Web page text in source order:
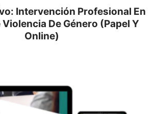
Intervención Profesional En
De Género (Papel Y
Online)